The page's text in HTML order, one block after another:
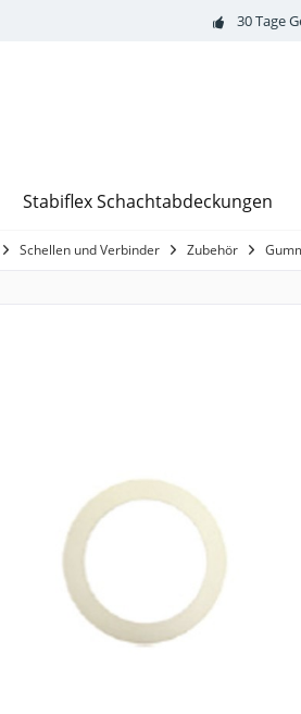
30 Tage
Stabiflex Schachtabdeckungen
Schellen und Verbinder Zubehör